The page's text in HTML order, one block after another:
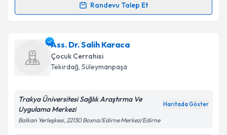
Takvim Talebini Gönder
Randevu Talep Et
Randevu Takvimi Talebi
Op. Dr. Müslim Doğan Değer
talebi oluşturun. Size bu uzmandan randevu almanız
için bir takvim hazırlandığında e-posta ile
bilgilendireceğiz.
E-posta Adresiniz
Ass. Dr. Salih Karaca
Çocuk Cerrahisi
Tekirdağ, Süleymanpaşa
Trakya Üniversitesi Sağlık Araştırma Ve
Uygulama Merkezi
Haritada Göster
Balkan Yerleşkesi, 22130 Bosna/Edirne Merkez/Edirne